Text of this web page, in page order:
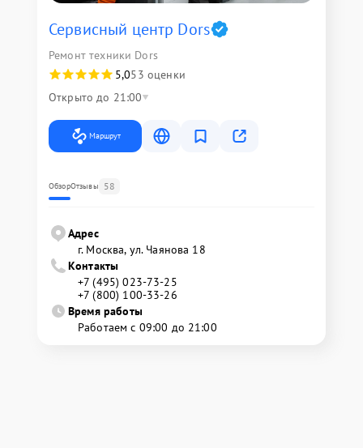
Сервисный центр Dors
Ремонт техники Dors
5,053 оценки
Открыто до 21:00
Маршрут
ОбзорОтзывы 58
Адрес
г. Москва, ул. Чаянова 18
Контакты
+7 (495) 023-73-25
+7 (800) 100-33-26
Время работы
Работаем с 09:00 до 21:00